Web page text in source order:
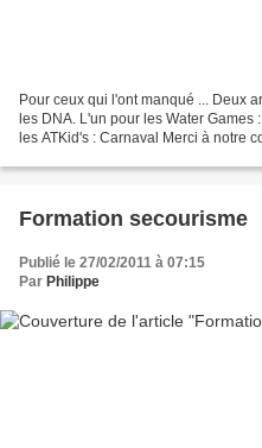
Pour ceux qui l'ont manqué ... Deux
les DNA. L'un pour les Water Games
les ATKid's : Carnaval Merci à notre
Formation secourisme
Publié le 27/02/2011 à 07:15
Par Philippe